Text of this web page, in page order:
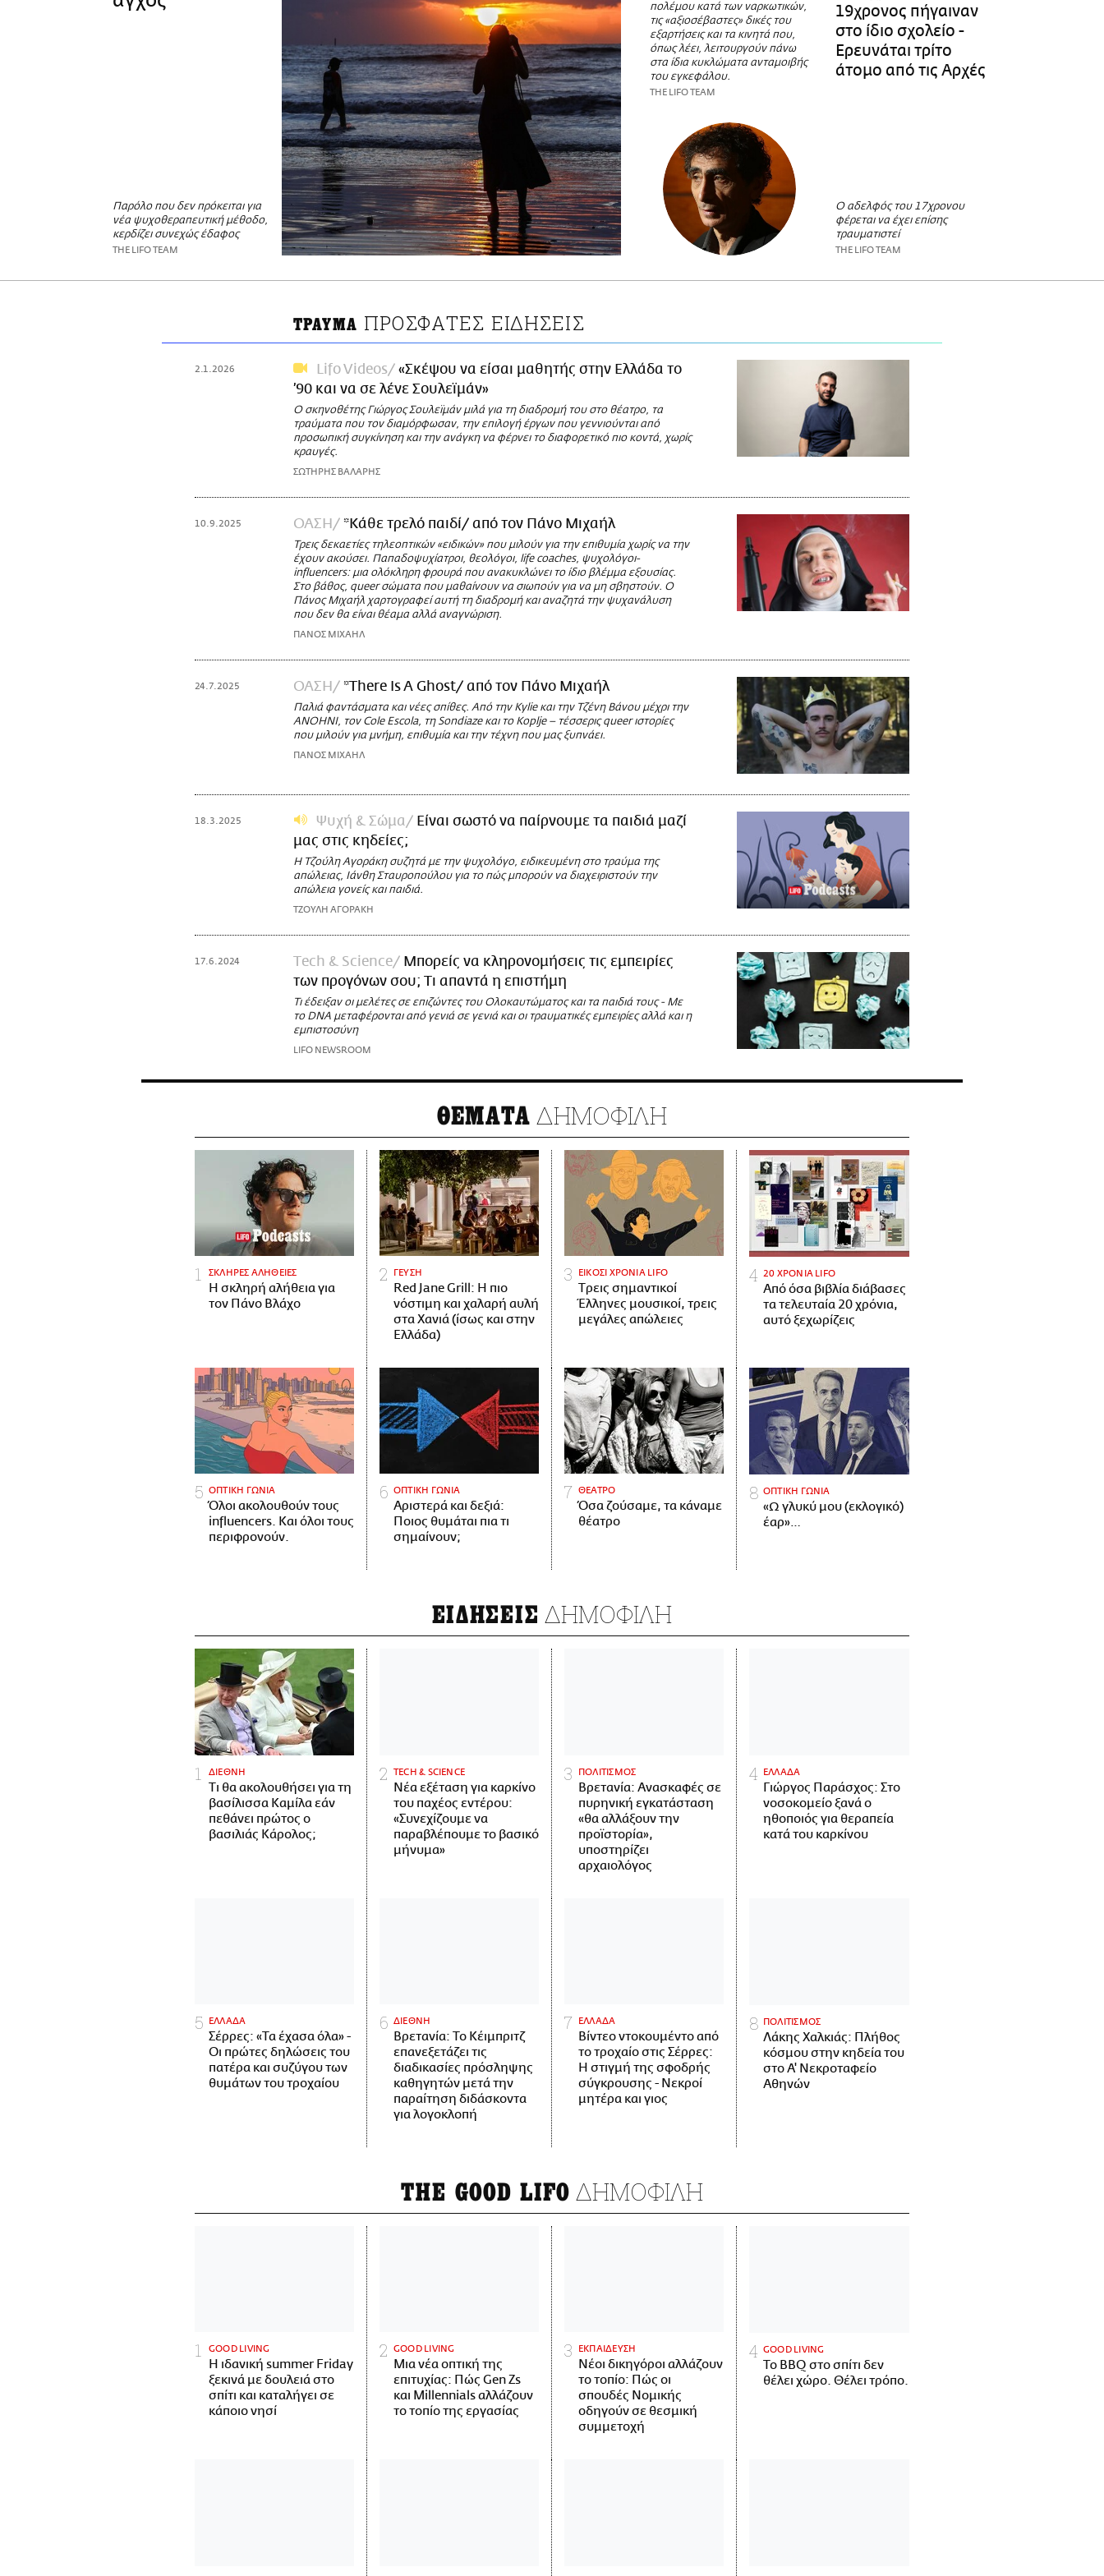
Παρόλο που δεν πρόκειται για
νέα ψυχοθεραπευτική μέθοδο,
κερδίζει συνεχώς έδαφος
THE LIFO TEAM
πολέμου κατά των ναρκωτικών,
τις «αξιοσέβαστες» δικές του
εξαρτήσεις και τα κινητά που,
όπως λέει, λειτουργούν πάνω
στα ίδια κυκλώματα ανταμοιβής
του εγκεφάλου.
THE LIFO TEAM
19χρονος πήγαιναν
στο ίδιο σχολείο -
Ερευνάται τρίτο
άτομο από τις Αρχές
Ο αδελφός του 17χρονου
φέρεται να έχει επίσης
τραυματιστεί
THE LIFO TEAM
ΤΡΑΥΜΑ ΠΡΟΣΦΑΤΕΣ ΕΙΔΗΣΕΙΣ
2.1.2026 Lifo Videos
«Σκέψου να είσαι μαθητής στην Ελλάδα το
’90 και να σε λένε Σουλεϊμάν»
Ο σκηνοθέτης Γιώργος Σουλεϊμάν μιλά για τη διαδρομή του στο θέατρο, τα
τραύματα που τον διαμόρφωσαν, την επιλογή έργων που γεννιούνται από
προσωπική συγκίνηση και την ανάγκη να φέρνει το διαφορετικό πιο κοντά, χωρίς
κραυγές.
ΣΩΤΗΡΗΣ ΒΑΛΑΡΗΣ
10.9.2025 ΟΑΣΗ *Κάθε τρελό παιδί/ από τον Πάνο Μιχαήλ
Τρεις δεκαετίες τηλεοπτικών «ειδικών» που μιλούν για την επιθυμία χωρίς να την
έχουν ακούσει. Παπαδοψυχίατροι, θεολόγοι, life coaches, ψυχολόγοι-
influencers: μια ολόκληρη φρουρά που ανακυκλώνει το ίδιο βλέμμα εξουσίας.
Στο βάθος, queer σώματα που μαθαίνουν να σιωπούν για να μη σβηστούν. Ο
Πάνος Μιχαήλ χαρτογραφεί αυτή τη διαδρομή και αναζητά την ψυχανάλυση
που δεν θα είναι θέαμα αλλά αναγνώριση.
ΠΑΝΟΣ ΜΙΧΑΗΛ
24.7.2025 ΟΑΣΗ *There Is A Ghost/ από τον Πάνο Μιχαήλ
Παλιά φαντάσματα και νέες σπίθες. Από την Kylie και την Τζένη Βάνου μέχρι την
ANOHNI, τον Cole Escola, τη Sondiaze και το Koplje – τέσσερις queer ιστορίες
που μιλούν για μνήμη, επιθυμία και την τέχνη που μας ξυπνάει.
ΠΑΝΟΣ ΜΙΧΑΗΛ
18.3.2025 Ψυχή & Σώμα
Είναι σωστό να παίρνουμε τα παιδιά μαζί
μας στις κηδείες;
Η Τζούλη Αγοράκη συζητά με την ψυχολόγο, ειδικευμένη στο τραύμα της
απώλειας, Ιάνθη Σταυροπούλου για το πώς μπορούν να διαχειριστούν την
απώλεια γονείς και παιδιά.
ΤΖΟΥΛΗ ΑΓΟΡΑΚΗ
17.6.2024 Τech & Science
Μπορείς να κληρονομήσεις τις εμπειρίες
των προγόνων σου; Τι απαντά η επιστήμη
Τι έδειξαν οι μελέτες σε επιζώντες του Ολοκαυτώματος και τα παιδιά τους - Με
το DNA μεταφέρονται από γενιά σε γενιά και οι τραυματικές εμπειρίες αλλά και η
εμπιστοσύνη
LIFO NEWSROOM
ΘΕΜΑΤΑ ΔΗΜΟΦΙΛΗ
ΣΚΛΗΡΕΣ ΑΛΗΘΕΙΕΣ
H σκληρή αλήθεια για
τον Πάνο Βλάχο
ΓΕΥΣΗ
Red Jane Grill: Η πιο
νόστιμη και χαλαρή αυλή
στα Χανιά (ίσως και στην
Ελλάδα)
ΕΙΚΟΣΙ ΧΡΟΝΙΑ LIFO
Tρεις σημαντικοί
Έλληνες μουσικοί, τρεις
μεγάλες απώλειες
20 ΧΡΟΝΙΑ LIFO
Από όσα βιβλία διάβασες
τα τελευταία 20 χρόνια,
αυτό ξεχωρίζεις
ΟΠΤΙΚΗ ΓΩΝΙΑ
Όλοι ακολουθούν τους
influencers. Και όλοι τους
περιφρονούν.
ΟΠΤΙΚΗ ΓΩΝΙΑ
Αριστερά και δεξιά:
Ποιος θυμάται πια τι
σημαίνουν;
ΘΕΑΤΡΟ
Όσα ζούσαμε, τα κάναμε
θέατρο
ΟΠΤΙΚΗ ΓΩΝΙΑ
«Ω γλυκύ μου (εκλογικό)
έαρ»…
ΕΙΔΗΣΕΙΣ ΔΗΜΟΦΙΛΗ
ΔΙΕΘΝΗ
Τι θα ακολουθήσει για τη
βασίλισσα Καμίλα εάν
πεθάνει πρώτος ο
βασιλιάς Κάρολος;
ΤECH & SCIENCE
Νέα εξέταση για καρκίνο
του παχέος εντέρου:
«Συνεχίζουμε να
παραβλέπουμε το βασικό
μήνυμα»
ΠΟΛΙΤΙΣΜΟΣ
Βρετανία: Ανασκαφές σε
πυρηνική εγκατάσταση
«θα αλλάξουν την
προϊστορία»,
υποστηρίζει
αρχαιολόγος
ΕΛΛΑΔΑ
Γιώργος Παράσχος: Στο
νοσοκομείο ξανά ο
ηθοποιός για θεραπεία
κατά του καρκίνου
ΕΛΛΑΔΑ
Σέρρες: «Τα έχασα όλα» -
Οι πρώτες δηλώσεις του
πατέρα και συζύγου των
θυμάτων του τροχαίου
ΔΙΕΘΝΗ
Βρετανία: Το Κέιμπριτζ
επανεξετάζει τις
διαδικασίες πρόσληψης
καθηγητών μετά την
παραίτηση διδάσκοντα
για λογοκλοπή
ΕΛΛΑΔΑ
Βίντεο ντοκουμέντο από
το τροχαίο στις Σέρρες:
Η στιγμή της σφοδρής
σύγκρουσης - Νεκροί
μητέρα και γιος
ΠΟΛΙΤΙΣΜΟΣ
Λάκης Χαλκιάς: Πλήθος
κόσμου στην κηδεία του
στο Α' Νεκροταφείο
Αθηνών
THE GOOD LIFO ΔΗΜΟΦΙΛΗ
GOOD LIVING
Η ιδανική summer Friday
ξεκινά με δουλειά στο
σπίτι και καταλήγει σε
κάποιο νησί
GOOD LIVING
Μια νέα οπτική της
επιτυχίας: Πώς Gen Zs
και Millennials αλλάζουν
το τοπίο της εργασίας
ΕΚΠΑΙΔΕΥΣΗ
Νέοι δικηγόροι αλλάζουν
το τοπίο: Πώς οι
σπουδές Νομικής
οδηγούν σε θεσμική
συμμετοχή
GOOD LIVING
Το BBQ στο σπίτι δεν
θέλει χώρο. Θέλει τρόπο.